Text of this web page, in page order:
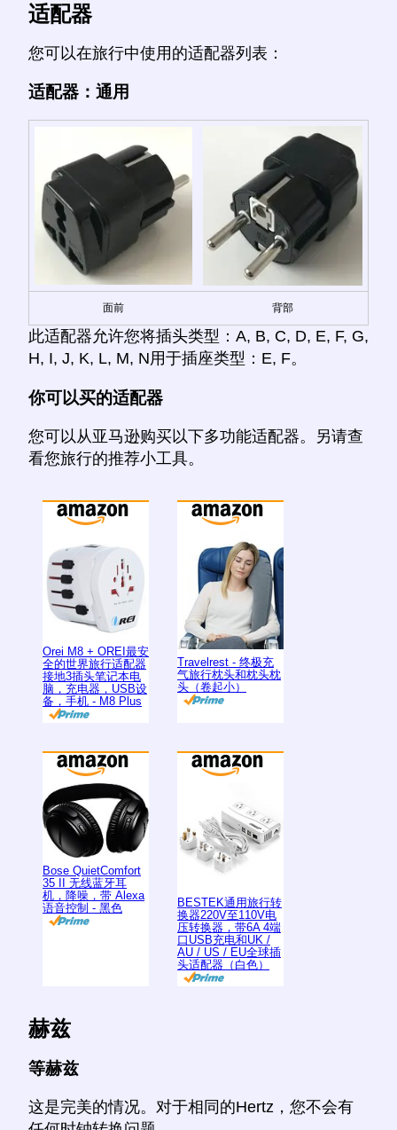
适配器
您可以在旅行中使用的适配器列表：
适配器：通用
面前 背部
此适配器允许您将插头类型：A, B, C, D, E, F, G,
H, I, J, K, L, M, N用于插座类型：E, F。
你可以买的适配器
您可以从亚马逊购买以下多功能适配器。另请查
看您旅行的推荐小工具。
Orei M8 + OREI最安
全的世界旅行适配器
接地3插头笔记本电
脑，充电器，USB设
备，手机 - M8 Plus
Travelrest - 终极充
气旅行枕头和枕头枕
头（卷起小）
Bose QuietComfort
35 II 无线蓝牙耳
机，降噪，带 Alexa
语音控制 - 黑色
BESTEK通用旅行转
换器220V至110V电
压转换器，带6A 4端
口USB充电和UK /
AU / US / EU全球插
头适配器（白色）
赫兹
等赫兹
这是完美的情况。对于相同的Hertz，您不会有